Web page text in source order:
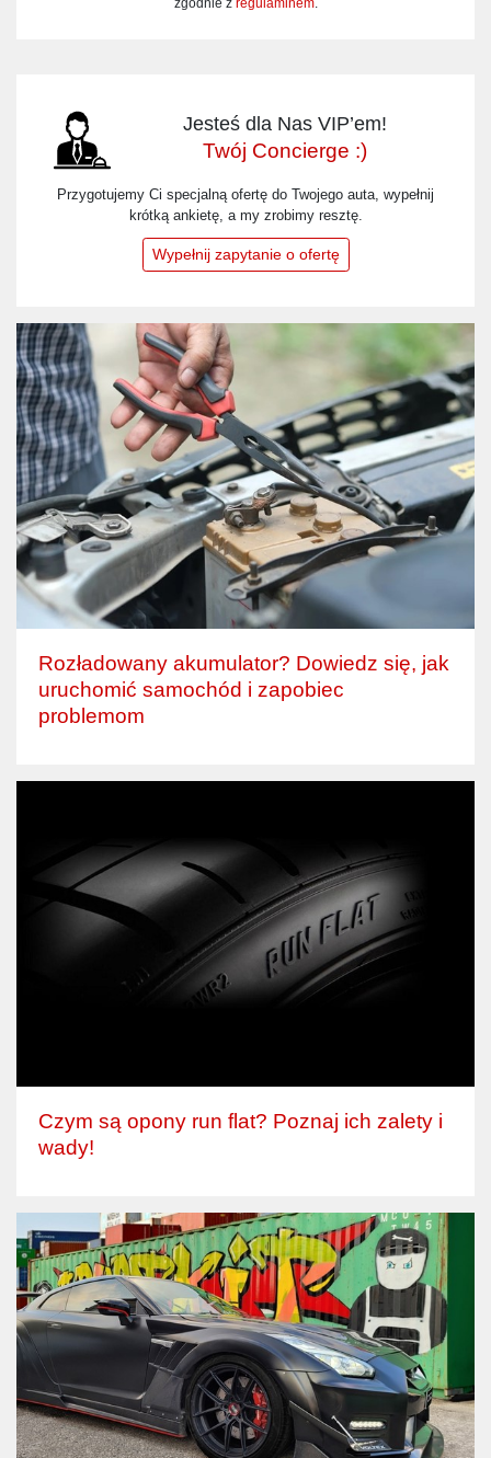
zgodnie z regulaminem.
Jesteś dla Nas VIP’em!
Twój Concierge :)
Przygotujemy Ci specjalną ofertę do Twojego auta, wypełnij
krótką ankietę, a my zrobimy resztę.
Wypełnij zapytanie o ofertę
Rozładowany akumulator? Dowiedz się, jak
uruchomić samochód i zapobiec
problemom
Czym są opony run flat? Poznaj ich zalety i
wady!